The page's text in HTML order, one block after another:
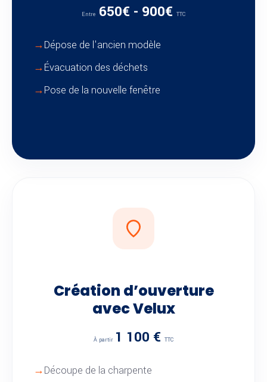
Entre 650€ - 900€ TTC
Dépose de l'ancien modèle
Évacuation des déchets
Pose de la nouvelle fenêtre
Création d’ouverture
avec Velux
À partir 1 100 € TTC
Découpe de la charpente